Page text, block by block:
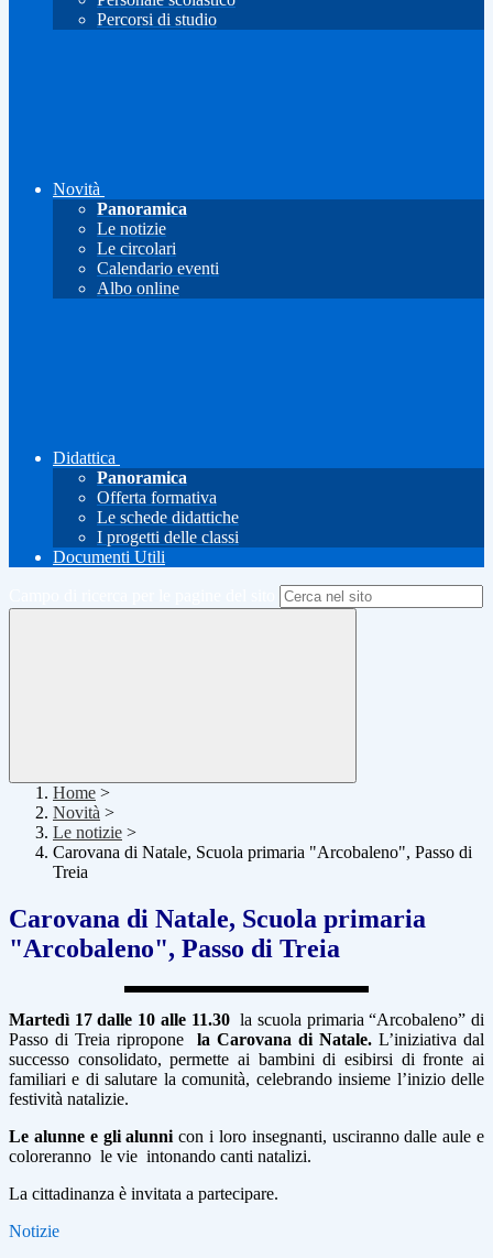
Percorsi di studio
Novità
Panoramica
Le notizie
Le circolari
Calendario eventi
Albo online
Didattica
Panoramica
Offerta formativa
Le schede didattiche
I progetti delle classi
Documenti Utili
Home >
Novità >
Le notizie >
Carovana di Natale, Scuola primaria "Arcobaleno", Passo di
Treia
Carovana di Natale, Scuola primaria
"Arcobaleno", Passo di Treia
Martedì 17 dalle 10 alle 11.30 la scuola primaria “Arcobaleno” di
Passo di Treia ripropone
la Carovana di Natale. L’iniziativa dal
successo consolidato, permette ai bambini di esibirsi di fronte ai
familiari e di salutare la comunità, celebrando insieme l’inizio delle
festività natalizie.
Le alunne e gli alunnicon i loro insegnanti, usciranno dalle aule e
coloreranno le vie intonando canti natalizi.
La cittadinanza è invitata a partecipare.
Notizie